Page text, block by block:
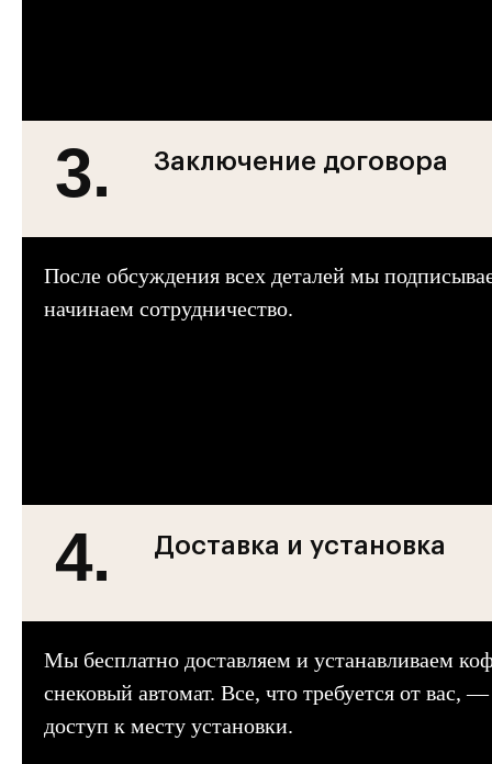
3. Заключение договора
После обсуждения всех деталей мы
начинаем сотрудничество.
4. Доставка и установка
Мы бесплатно доставляем и устанавливаем
снековый автомат. Все, что требуется от вас,
доступ к месту установки.